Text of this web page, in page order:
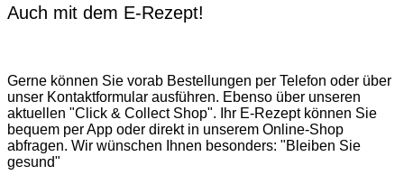
Auch mit dem E-Rezept!
Gerne können Sie vorab Bestellungen per Telefon oder über
unser Kontaktformular ausführen. Ebenso über unseren
aktuellen "Click & Collect Shop". Ihr E-Rezept können Sie
bequem per App oder direkt in unserem Online-Shop
abfragen. Wir wünschen Ihnen besonders: "Bleiben Sie
gesund"